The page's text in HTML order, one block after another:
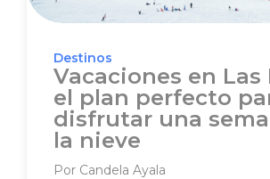
Destinos
Vacaciones en Las
el plan perfecto
disfrutar una
la nieve
Por Candela Ayala